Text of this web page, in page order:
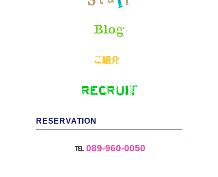
RESERVATION
℡ 089-960-0050